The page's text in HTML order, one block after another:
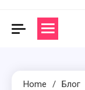
Home
Блог